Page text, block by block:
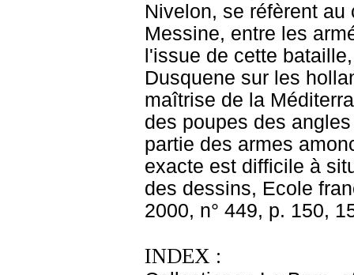
Nivelon, se réfèrent
Messine, entre les
l'issue de cette
Dusquene sur les
maîtrise de la
des poupes des
partie des armes
exacte est difficile à
des dessins, Ecole
2000, n° 449, p. 150,
INDEX :